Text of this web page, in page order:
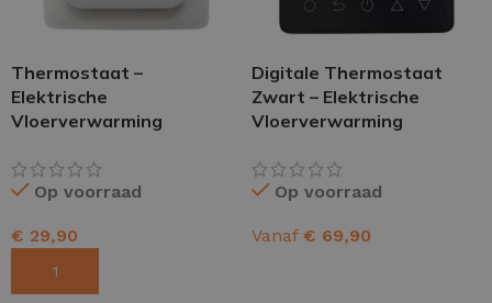
Thermostaat –
Elektrische
Vloerverwarming
Op voorraad
€ 29,90
Digitale Thermostaat
Zwart – Elektrische
Vloerverwarming
Op voorraad
Vanaf € 69,90